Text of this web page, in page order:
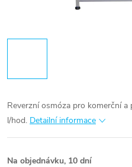
Reverzní osmóza pro komerční
l/hod. Detailní informace
Na objednávku, 10 dní